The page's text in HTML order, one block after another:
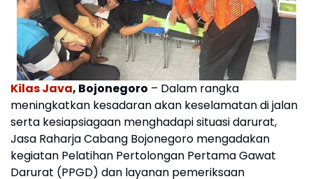
Kilas Java, Bojonegoro – Dalam rangka
meningkatkan kesadaran akan keselamatan di jalan
serta kesiapsiagaan menghadapi situasi darurat,
Jasa Raharja Cabang Bojonegoro mengadakan
kegiatan Pelatihan Pertolongan Pertama Gawat
Darurat (PPGD) dan layanan pemeriksaan